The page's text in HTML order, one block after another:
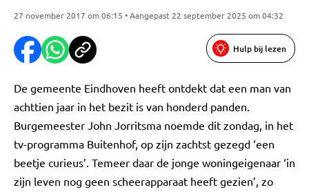
27 november 2017 om 06:15 • Aangepast 22 september 2025 om 04:32
Hulp bij lezen
De gemeente Eindhoven heeft ontdekt dat een man van
achttien jaar in het bezit is van honderd panden.
Burgemeester John Jorritsma noemde dit zondag, in het
tv-programma Buitenhof, op zijn zachtst gezegd ‘een
beetje curieus’. Temeer daar de jonge woningeigenaar ‘in
zijn leven nog geen scheerapparaat heeft gezien’, zo